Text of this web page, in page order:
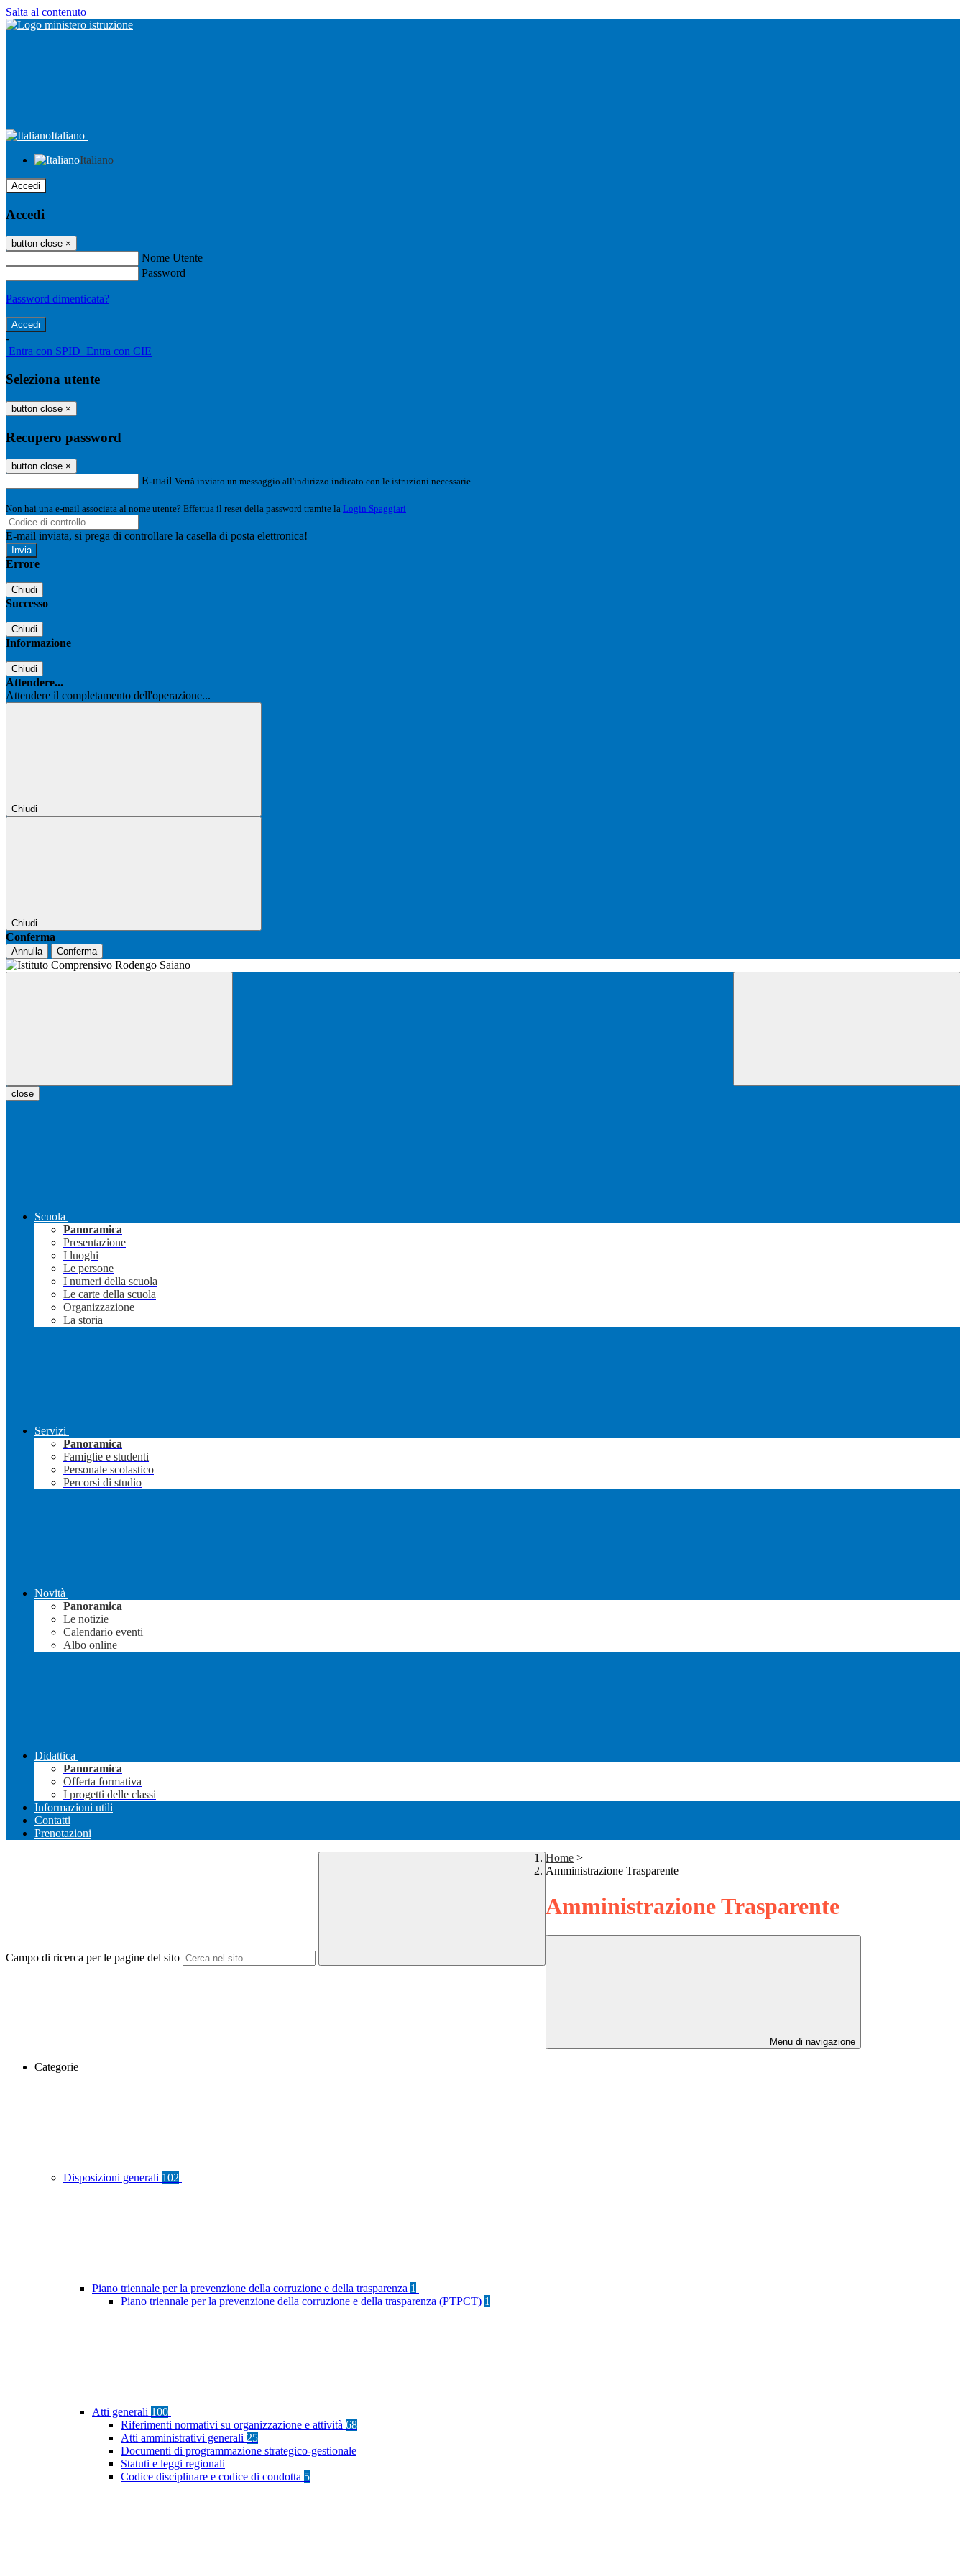
Salta al contenuto
Italiano
Italiano
Accedi
Accedi
button close ×
Nome Utente
Password
Password dimenticata?
-
Entra con SPID Entra con CIE
Seleziona utente
button close ×
Recupero password
button close ×
E-mail Verrà inviato un messaggio all'indirizzo indicato con le istruzioni necessarie.
Non hai una e-mail associata al nome utente? Effettua il reset della password tramite la Login Spaggiari
E-mail inviata, si prega di controllare la casella di posta elettronica!
Errore
Chiudi
Successo
Chiudi
Informazione
Chiudi
Attendere...
Attendere il completamento dell'operazione...
Chiudi
Chiudi
Conferma
Annulla Conferma
close
Scuola
Panoramica
Presentazione
I luoghi
Le persone
I numeri della scuola
Le carte della scuola
Organizzazione
La storia
Servizi
Panoramica
Famiglie e studenti
Personale scolastico
Percorsi di studio
Novità
Panoramica
Le notizie
Calendario eventi
Albo online
Didattica
Panoramica
Offerta formativa
I progetti delle classi
Informazioni utili
Contatti
Prenotazioni
Campo di ricerca per le pagine del sito
Home >
Amministrazione Trasparente
Amministrazione Trasparente
Menu di navigazione
Categorie
Disposizioni generali 102
Piano triennale per la prevenzione della corruzione e della trasparenza 1
Piano triennale per la prevenzione della corruzione e della trasparenza (PTPCT) 1
Atti generali 100
Riferimenti normativi su organizzazione e attività 68
Atti amministrativi generali 25
Documenti di programmazione strategico-gestionale
Statuti e leggi regionali
Codice disciplinare e codice di condotta 5